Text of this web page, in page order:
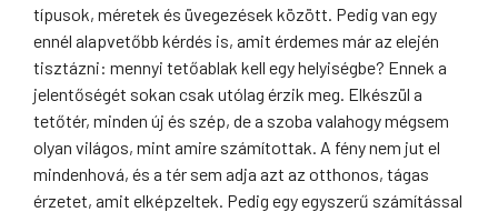
típusok, méretek és üvegezések között. Pedig van egy
ennél alapvetőbb kérdés is, amit érdemes már az elején
tisztázni: mennyi tetőablak kell egy helyiségbe? Ennek a
jelentőségét sokan csak utólag érzik meg. Elkészül a
tetőtér, minden új és szép, de a szoba valahogy mégsem
olyan világos, mint amire számítottak. A fény nem jut el
mindenhová, és a tér sem adja azt az otthonos, tágas
érzetet, amit elképzeltek. Pedig egy egyszerű számítással